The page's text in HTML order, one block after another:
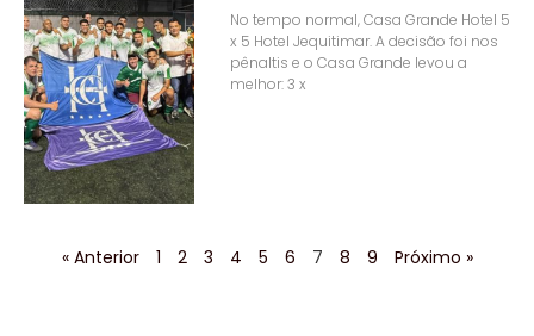
No tempo normal, Casa Grande Hotel 5
x 5 Hotel Jequitimar. A decisão foi nos
pênaltis e o Casa Grande levou a
melhor: 3 x
« Anterior 1 2 3 4 5 6 7 8 9 Próximo »